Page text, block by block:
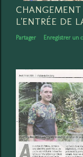
L'ENTRÉE DE
Partager Enregistrer un